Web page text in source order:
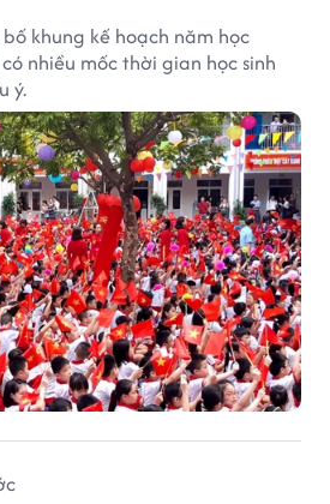
khung kế hoạch năm học
nhiều mốc thời gian học sinh
ý.